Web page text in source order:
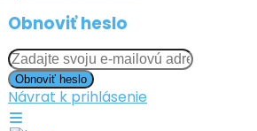
Obnoviť heslo
Obnoviť heslo
Návrat k prihlásenie